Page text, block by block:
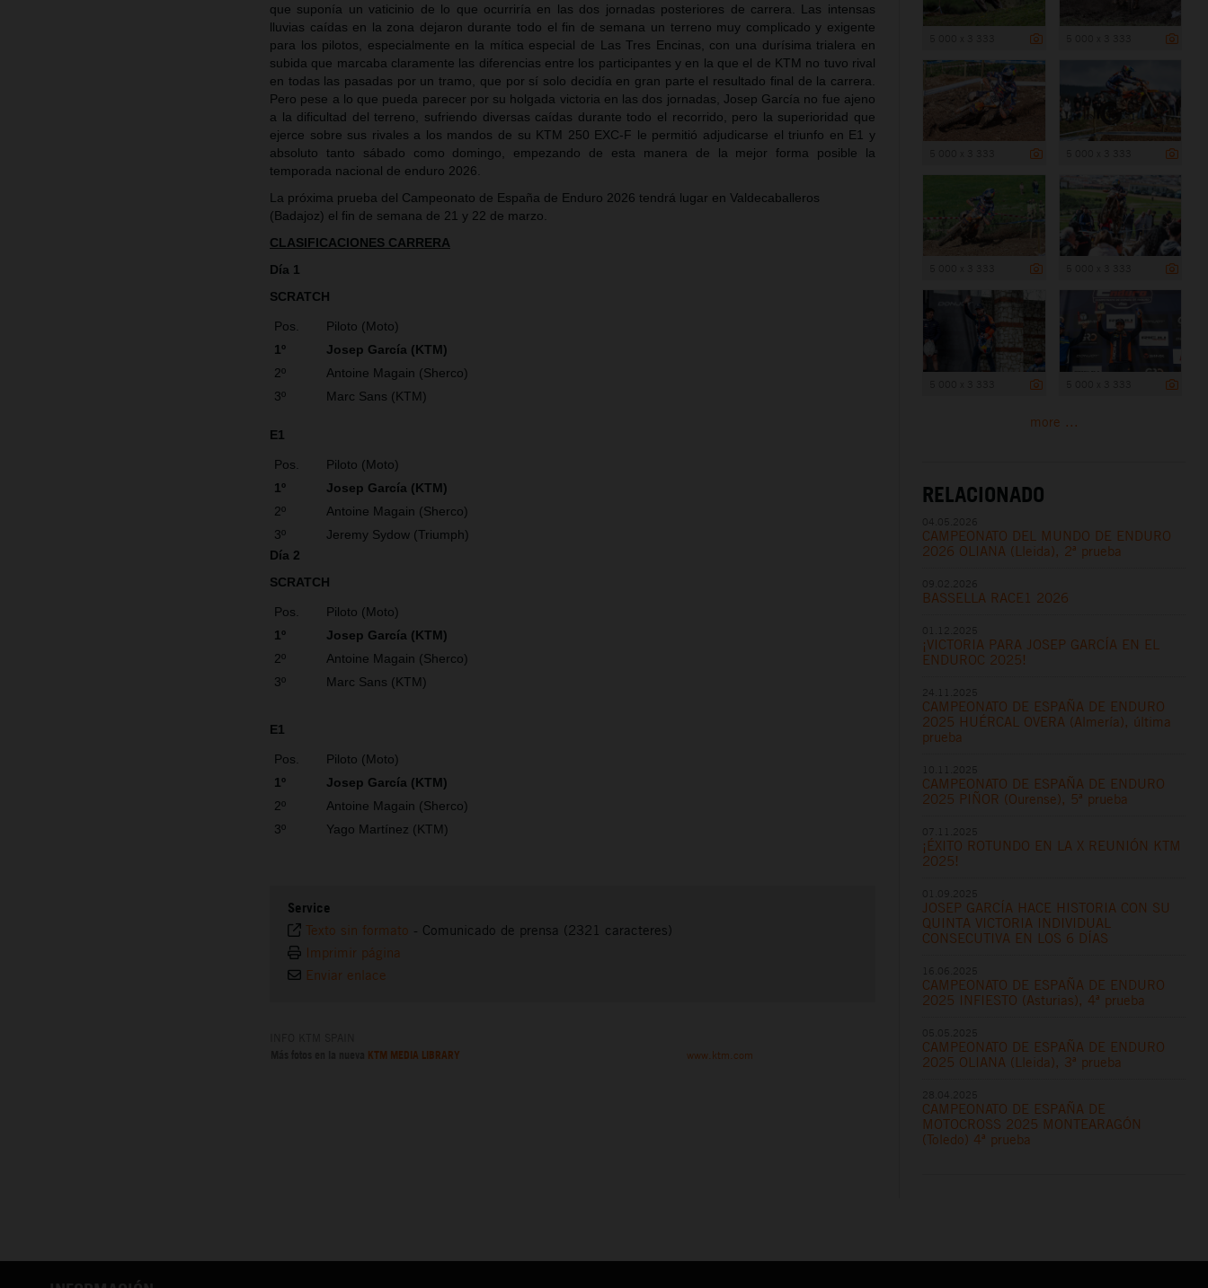
que suponía un vaticinio de lo que ocurriría en las dos jornadas posteriores de carrera. Las intensas
lluvias caídas en la zona dejaron durante todo el fin de semana un terreno muy complicado y exigente
para los pilotos, especialmente en la mítica especial de Las Tres Encinas, con una durísima trialera en
subida que marcaba claramente las diferencias entre los participantes y en la que el de KTM no tuvo rival
en todas las pasadas por un tramo, que por sí solo decidía en gran parte el resultado final de la carrera.
Pero pese a lo que pueda parecer por su holgada victoria en las dos jornadas, Josep García no fue ajeno
a la dificultad del terreno, sufriendo diversas caídas durante todo el recorrido, pero la superioridad que
ejerce sobre sus rivales a los mandos de su KTM 250 EXC-F le permitió adjudicarse el triunfo en E1 y
absoluto tanto sábado como domingo, empezando de esta manera de la mejor forma posible la
temporada nacional de enduro 2026.
La próxima prueba del Campeonato de España de Enduro 2026 tendrá lugar en Valdecaballeros
(Badajoz) el fin de semana de 21 y 22 de marzo.
CLASIFICACIONES CARRERA
Día 1
SCRATCH
Pos.
Piloto (Moto)
1º
Josep García (KTM)
2º
Antoine Magain (Sherco)
3º
Marc Sans (KTM)
E1
Pos.
Piloto (Moto)
1º
Josep García (KTM)
2º
Antoine Magain (Sherco)
3º
Jeremy Sydow (Triumph)
Día 2
SCRATCH
Pos.
Piloto (Moto)
1º
Josep García (KTM)
2º
Antoine Magain (Sherco)
3º
Marc Sans (KTM)
E1
Pos.
Piloto (Moto)
1º
Josep García (KTM)
2º
Antoine Magain (Sherco)
3º
Yago Martínez (KTM)
Service
Texto sin formato - Comunicado de prensa (2321 caracteres)
Imprimir página
Enviar enlace
KTM MEDIA LIBRARY www.ktm.com
more ...
RELACIONADO
CAMPEONATO DEL MUNDO DE ENDURO
2026 OLIANA (Lleida), 2ª prueba
BASSELLA RACE1 2026
¡VICTORIA PARA JOSEP GARCÍA EN EL
ENDUROC 2025!
CAMPEONATO DE ESPAÑA DE ENDURO
2025 HUÉRCAL OVERA (Almería), última
prueba
CAMPEONATO DE ESPAÑA DE ENDURO
2025 PIÑOR (Ourense), 5ª prueba
¡ÉXITO ROTUNDO EN LA X REUNIÓN KTM
2025!
JOSEP GARCÍA HACE HISTORIA CON SU
QUINTA VICTORIA INDIVIDUAL
CONSECUTIVA EN LOS 6 DÍAS
CAMPEONATO DE ESPAÑA DE ENDURO
2025 INFIESTO (Asturias), 4ª prueba
CAMPEONATO DE ESPAÑA DE ENDURO
2025 OLIANA (Lleida), 3ª prueba
CAMPEONATO DE ESPAÑA DE
MOTOCROSS 2025 MONTEARAGÓN
(Toledo) 4ª prueba